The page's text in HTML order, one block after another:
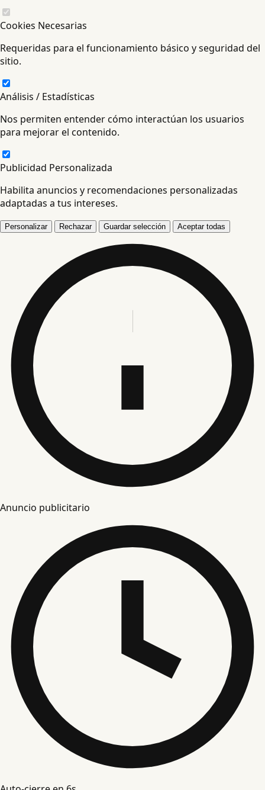
Cookies Necesarias
Requeridas para el funcionamiento básico y seguridad del
sitio.
Análisis / Estadísticas
Nos permiten entender cómo interactúan los usuarios
para mejorar el contenido.
Publicidad Personalizada
Habilita anuncios y recomendaciones personalizadas
adaptadas a tus intereses.
Personalizar Rechazar Guardar selección Aceptar todas
Anuncio publicitario